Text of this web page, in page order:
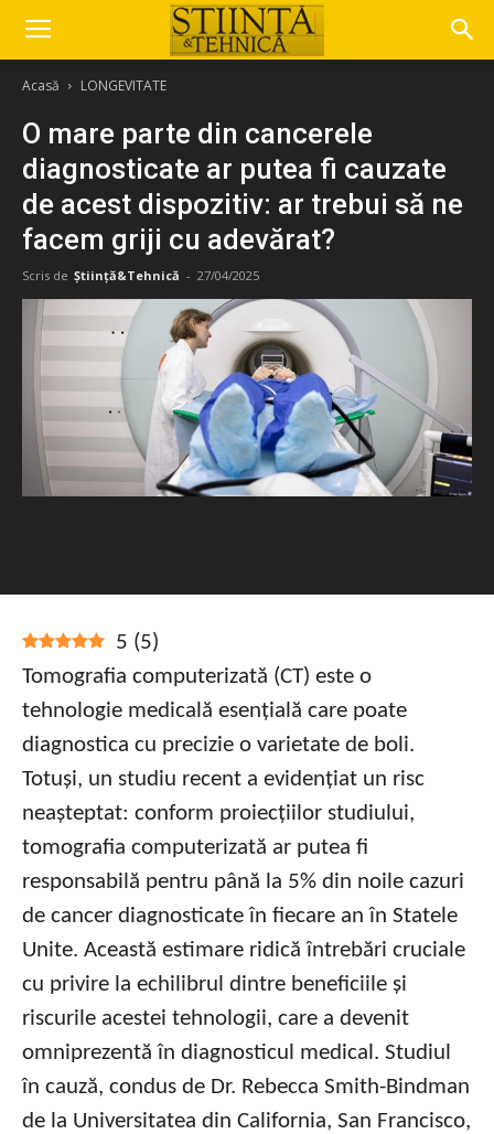
Acasă LONGEVITATE
O mare parte din cancerele
diagnosticate ar putea fi cauzate
de acest dispozitiv: ar trebui să ne
facem griji cu adevărat?
Scris de Știință&Tehnică - 27/04/2025
5 (5)
Tomografia computerizată (CT) este o
tehnologie medicală esențială care poate
diagnostica cu precizie o varietate de boli.
Totuși, un studiu recent a evidențiat un risc
neașteptat: conform proiecțiilor studiului,
tomografia computerizată ar putea fi
responsabilă pentru până la 5% din noile cazuri
de cancer diagnosticate în fiecare an în Statele
Unite. Această estimare ridică întrebări cruciale
cu privire la echilibrul dintre beneficiile și
riscurile acestei tehnologii, care a devenit
omniprezentă în diagnosticul medical. Studiul
în cauză, condus de Dr. Rebecca Smith-Bindman
de la Universitatea din California, San Francisco,